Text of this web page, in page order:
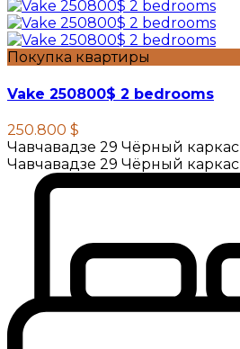
Покупка квартиры
Vake 250800$ 2 bedrooms
250.800 $
Чавчавадзе 29 Чёрный каркас
Чавчавадзе 29 Чёрный каркас